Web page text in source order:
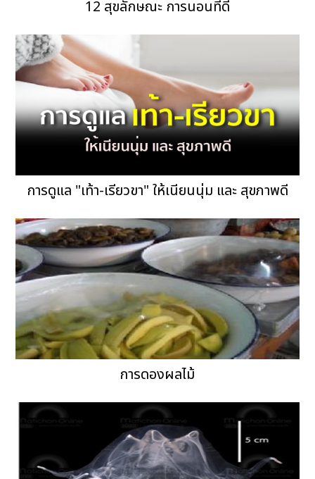
12 สุขลักษณะ การนอนที่ดี
การดูแล "เท้า-เรียวขา" ให้เนียนนุ่ม และ สุขภาพดี
การดองผลไม้